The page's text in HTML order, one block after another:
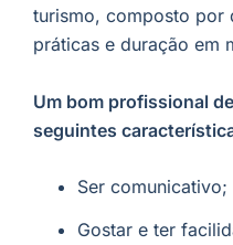
turismo, composto por
práticas e duração em
Um bom profissional
seguintes
Ser comunicativo;
Gostar e ter